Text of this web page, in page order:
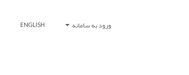
ورود به سامانه ENGLISH